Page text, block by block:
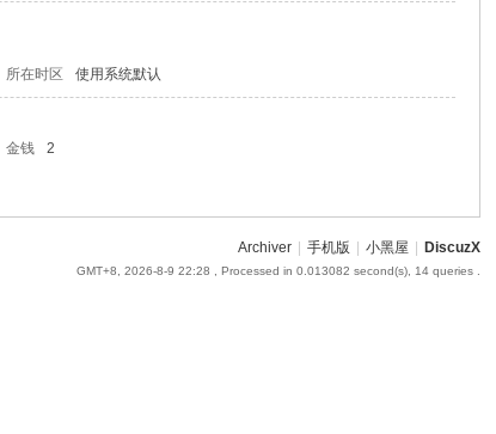
所在时区 使用系统默认
金钱
2
Archiver 手机版 小黑屋 DiscuzX
GMT+8, 2026-8-9 22:28 , Processed in 0.013082 second(s), 14 queries .